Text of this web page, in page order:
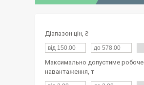
Діапазон цін, ₴
Максимально допустиме робоче
навантаження, т